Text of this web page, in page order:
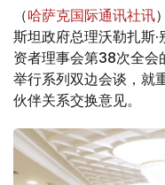
（哈萨克国际通讯社讯
斯坦政府总理沃勒扎斯
资者理事会第38次全会
举行系列双边会谈，就
伙伴关系交换意见。